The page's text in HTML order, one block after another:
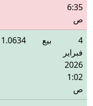
6:35
ص
4
فبراير
2026
1:02
ص
بيع 1.0634